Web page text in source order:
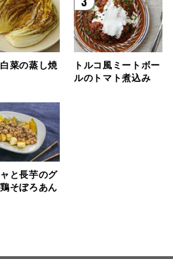
菜の蒸し焼
トルコ風ミートボー
ルのトマト煮込み
と長芋のグ
そぼろあん